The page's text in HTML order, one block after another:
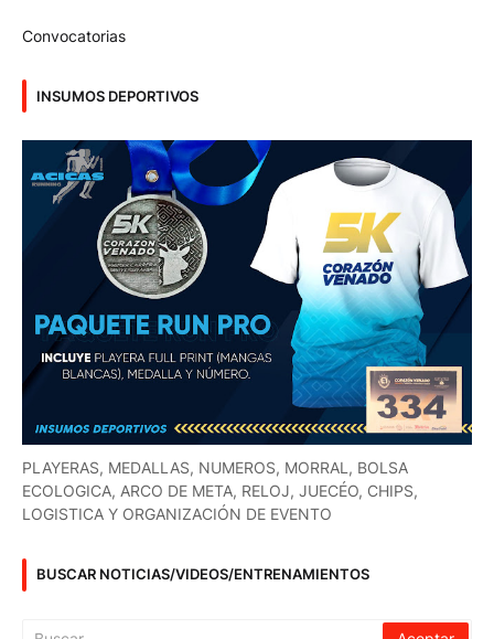
Convocatorias
INSUMOS DEPORTIVOS
PLAYERAS, MEDALLAS, NUMEROS, MORRAL, BOLSA
ECOLOGICA, ARCO DE META, RELOJ, JUECÉO, CHIPS,
LOGISTICA Y ORGANIZACIÓN DE EVENTO
BUSCAR NOTICIAS/VIDEOS/ENTRENAMIENTOS